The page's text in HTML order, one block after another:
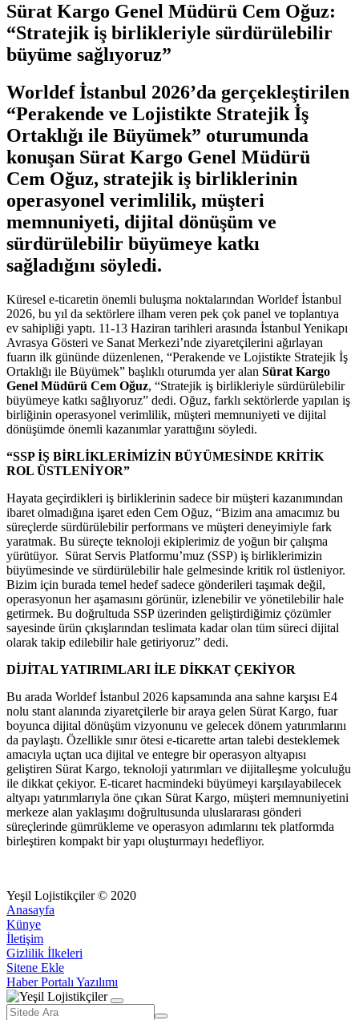
Sürat Kargo Genel Müdürü Cem Oğuz:
“Stratejik iş birlikleriyle sürdürülebilir
büyüme sağlıyoruz”
Worldef İstanbul 2026’da gerçekleştirilen
“Perakende ve Lojistikte Stratejik İş
Ortaklığı ile Büyümek” oturumunda
konuşan Sürat Kargo Genel Müdürü
Cem Oğuz, stratejik iş birliklerinin
operasyonel verimlilik, müşteri
memnuniyeti, dijital dönüşüm ve
sürdürülebilir büyümeye katkı
sağladığını söyledi.
Küresel e-ticaretin önemli buluşma noktalarından Worldef İstanbul
2026, bu yıl da sektörlere ilham veren pek çok panel ve toplantıya
ev sahipliği yaptı. 11-13 Haziran tarihleri arasında İstanbul Yenikapı
Avrasya Gösteri ve Sanat Merkezi’nde ziyaretçilerini ağırlayan
fuarın ilk gününde düzenlenen, “Perakende ve Lojistikte Stratejik İş
Ortaklığı ile Büyümek” başlıklı oturumda yer alan Sürat Kargo
Genel Müdürü Cem Oğuz, “Stratejik iş birlikleriyle sürdürülebilir
büyümeye katkı sağlıyoruz” dedi. Oğuz, farklı sektörlerde yapılan iş
birliğinin operasyonel verimlilik, müşteri memnuniyeti ve dijital
dönüşümde önemli kazanımlar yarattığını söyledi.
“SSP İŞ BİRLİKLERİMİZİN BÜYÜMESİNDE KRİTİK
ROL ÜSTLENİYOR”
Hayata geçirdikleri iş birliklerinin sadece bir müşteri kazanımından
ibaret olmadığına işaret eden Cem Oğuz, “Bizim ana amacımız bu
süreçlerde sürdürülebilir performans ve müşteri deneyimiyle fark
yaratmak. Bu süreçte teknoloji ekiplerimiz de yoğun bir çalışma
yürütüyor. Sürat Servis Platformu’muz (SSP) iş birliklerimizin
büyümesinde ve sürdürülebilir hale gelmesinde kritik rol üstleniyor.
Bizim için burada temel hedef sadece gönderileri taşımak değil,
operasyonun her aşamasını görünür, izlenebilir ve yönetilebilir hale
getirmek. Bu doğrultuda SSP üzerinden geliştirdiğimiz çözümler
sayesinde ürün çıkışlarından teslimata kadar olan tüm süreci dijital
olarak takip edilebilir hale getiriyoruz” dedi.
DİJİTAL YATIRIMLARI İLE DİKKAT ÇEKİYOR
Bu arada Worldef İstanbul 2026 kapsamında ana sahne karşısı E4
nolu stant alanında ziyaretçilerle bir araya gelen Sürat Kargo, fuar
boyunca dijital dönüşüm vizyonunu ve gelecek dönem yatırımlarını
da paylaştı. Özellikle sınır ötesi e-ticarette artan talebi desteklemek
amacıyla uçtan uca dijital ve entegre bir operasyon altyapısı
geliştiren Sürat Kargo, teknoloji yatırımları ve dijitalleşme yolculuğu
ile dikkat çekiyor. E-ticaret hacmindeki büyümeyi karşılayabilecek
altyapı yatırımlarıyla öne çıkan Sürat Kargo, müşteri memnuniyetini
merkeze alan yaklaşımı doğrultusunda uluslararası gönderi
süreçlerinde gümrükleme ve operasyon adımlarını tek platformda
birleştiren kompakt bir yapı oluşturmayı hedefliyor.
Yeşil Lojistikçiler © 2020
Anasayfa
Künye
İletişim
Gizlilik İlkeleri
Sitene Ekle
Haber Portalı Yazılımı